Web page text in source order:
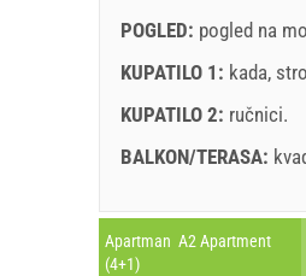
POGLED: pogled na
KUPATILO 1: kada,
KUPATILO 2: ručnici.
BALKON/TERASA:
A1 Apartment (4+2) :
Legenda: termini s red
Polja označena s
Apartman A2 Apartment
(4+1)